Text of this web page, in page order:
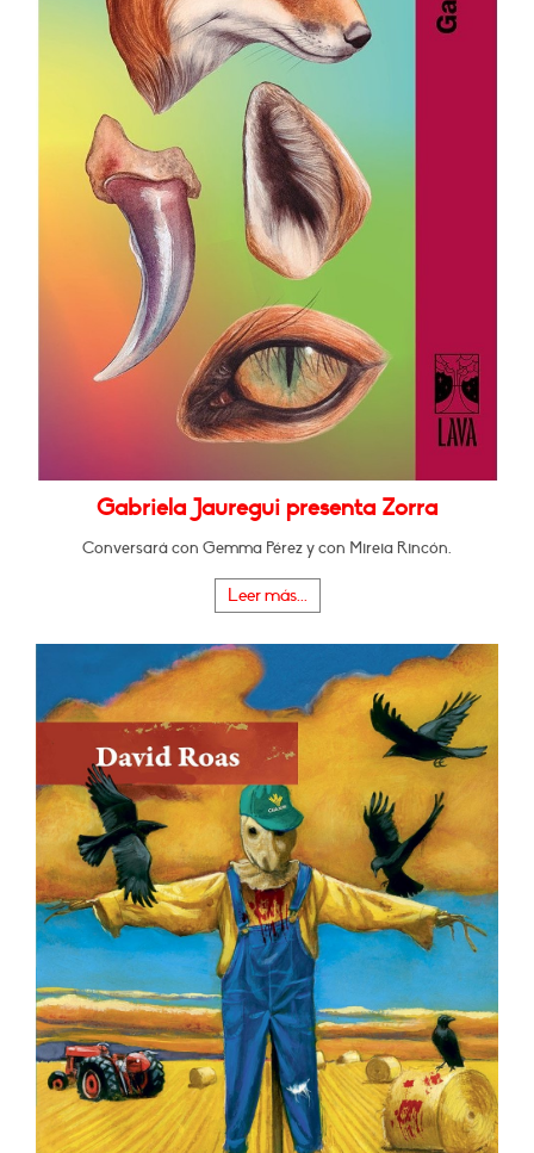
Gabriela Jauregui presenta Zorra
Conversará con Gemma Pérez y con Mireia Rincón.
Leer más...